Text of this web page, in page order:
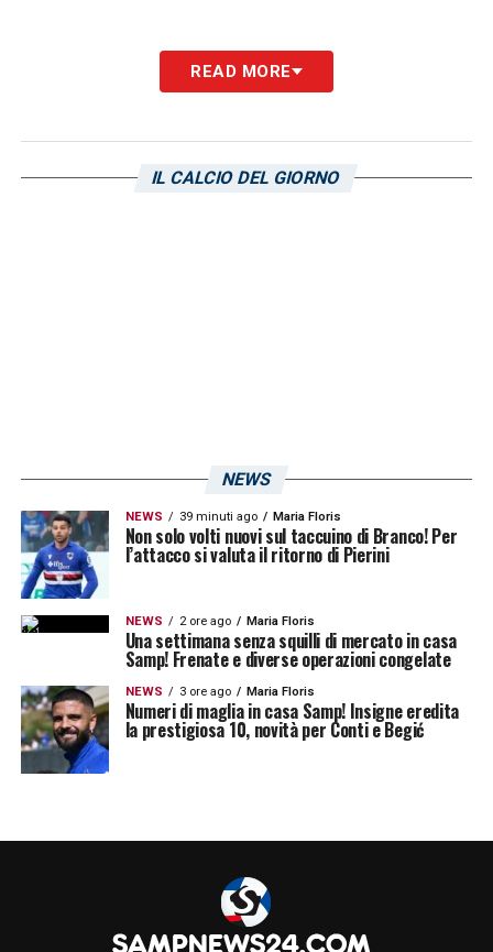
READ MORE
IL CALCIO DEL GIORNO
NEWS
NEWS 39 minuti ago Maria Floris
Non solo volti nuovi sul taccuino di Branco! Per
l’attacco si valuta il ritorno di Pierini
NEWS 2 ore ago Maria Floris
Una settimana senza squilli di mercato in casa
Samp! Frenate e diverse operazioni congelate
NEWS 3 ore ago Maria Floris
Numeri di maglia in casa Samp! Insigne eredita
la prestigiosa 10, novità per Conti e Begić